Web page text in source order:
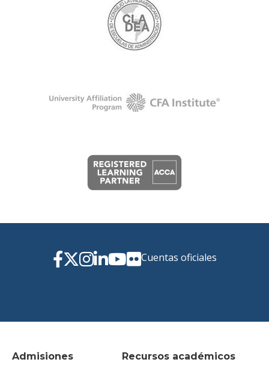
Admisiones Recursos académicos
Cuentas oficiales